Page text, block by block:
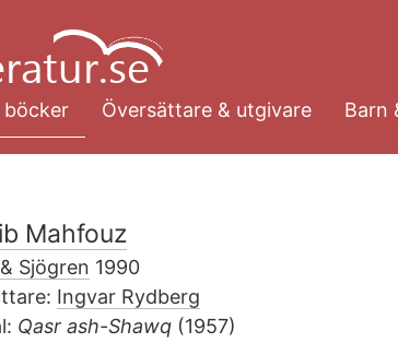
Översättare & utgivare Barn
Mahfouz
Sjögren 1990
Ingvar Rydberg
Qasr ash-Shawq (1957)